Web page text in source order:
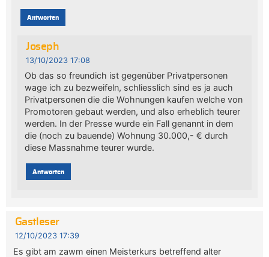
Antworten
Joseph
13/10/2023 17:08
Ob das so freundich ist gegenüber Privatpersonen
wage ich zu bezweifeln, schliesslich sind es ja auch
Privatpersonen die die Wohnungen kaufen welche von
Promotoren gebaut werden, und also erheblich teurer
werden. In der Presse wurde ein Fall genannt in dem
die (noch zu bauende) Wohnung 30.000,- € durch
diese Massnahme teurer wurde.
Antworten
Gastleser
12/10/2023 17:39
Es gibt am zawm einen Meisterkurs betreffend alter